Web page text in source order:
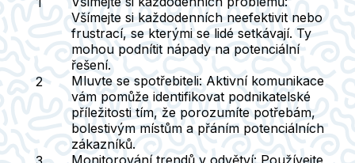
Všímejte si každodenních neefektivit nebo
frustrací, se kterými se lidé setkávají. Ty
mohou podnítit nápady na potenciální
řešení.
Mluvte se spotřebiteli: Aktivní komunikace
vám pomůže identifikovat podnikatelské
příležitosti tím, že porozumíte potřebám,
bolestivým místům a přáním potenciálních
zákazníků.
Monitorování trendů v odvětví: Používejte